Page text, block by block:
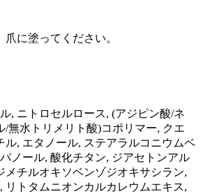
に塗ってください。
, ニトロセルロース, (アジピン酸/ネ
/無水トリメリト酸)コポリマー, クエ
ル, エタノール, ステアラルコニウムベ
ノール, 酸化チタン, ジアセトンアル
メチルオキソベンゾジオキサシラン,
リトタムニオンカルカレウムエキス,